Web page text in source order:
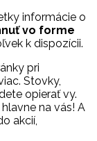
informácie o
vo forme
k dispozícii.
pri
Stovky,
opierať vy.
na vás! A
akcií,